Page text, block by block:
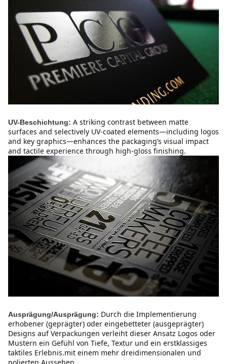
UV-Beschichtung: A striking contrast between matte
surfaces and selectively UV-coated elements—including logos
and key graphics—enhances the packaging’s visual impact
and tactile experience through high-gloss finishing.
Ausprägung/Ausprägung: Durch die Implementierung
erhobener (geprägter) oder eingebetteter (ausgeprägter)
Designs auf Verpackungen verleiht dieser Ansatz Logos oder
Mustern ein Gefühl von Tiefe, Textur und ein erstklassiges
taktiles Erlebnis.mit einem mehr dreidimensionalen und